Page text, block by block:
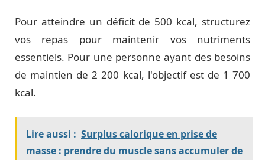
Pour atteindre un déficit de 500 kcal, structurez
vos repas pour maintenir vos nutriments
essentiels. Pour une personne ayant des besoins
de maintien de 2 200 kcal, l'objectif est de 1 700
kcal.
Lire aussi : Surplus calorique en prise de
masse : prendre du muscle sans accumuler de